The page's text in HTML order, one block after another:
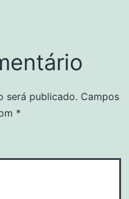
será publicado. Campos
*